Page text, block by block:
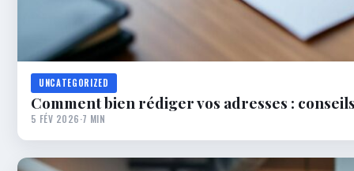
UNCATEGORIZED
Comment bien rédiger vos adresses :
5 FÉV 2026·7 MIN